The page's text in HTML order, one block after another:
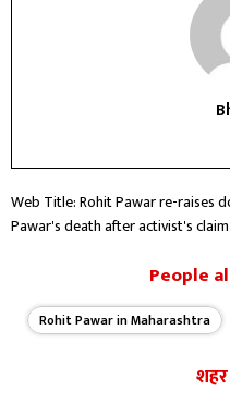
Web Title: Rohit Pawar re-raises
Pawar's death after activist's claim
People
Rohit Pawar in Maharashtra